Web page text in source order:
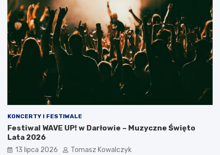
KONCERTY I FESTIWALE
Festiwal WAVE UP! w Darłowie – Muzyczne Święto
Lata 2026
13 lipca 2026 Tomasz Kowalczyk